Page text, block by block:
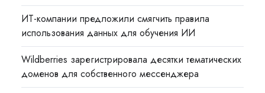
ИТ-компании предложили смягчить правила
использования данных для обучения ИИ
Wildberries зарегистрировала десятки тематических
доменов для собственного мессенджера